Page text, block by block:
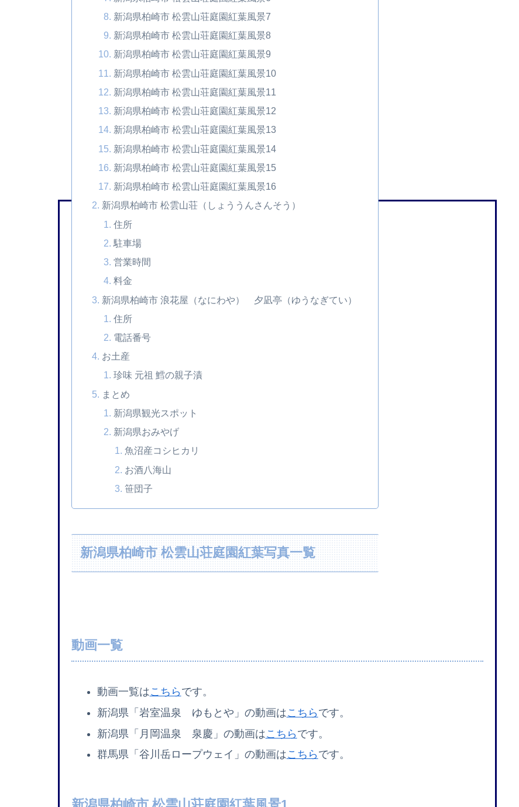
新潟県柏崎市 松雲山荘庭園紅葉風景7
新潟県柏崎市 松雲山荘庭園紅葉風景8
新潟県柏崎市 松雲山荘庭園紅葉風景9
新潟県柏崎市 松雲山荘庭園紅葉風景10
新潟県柏崎市 松雲山荘庭園紅葉風景11
新潟県柏崎市 松雲山荘庭園紅葉風景12
新潟県柏崎市 松雲山荘庭園紅葉風景13
新潟県柏崎市 松雲山荘庭園紅葉風景14
新潟県柏崎市 松雲山荘庭園紅葉風景15
新潟県柏崎市 松雲山荘庭園紅葉風景16
新潟県柏崎市 松雲山荘（しょううんさんそう）
住所
駐車場
営業時間
料金
新潟県柏崎市 浪花屋（なにわや） 夕凪亭（ゆうなぎてい）
住所
電話番号
お土産
珍味 元祖 鱈の親子漬
まとめ
新潟県観光スポット
新潟県おみやげ
魚沼産コシヒカリ
お酒八海山
笹団子
新潟県柏崎市 松雲山荘庭園紅葉写真一覧
動画一覧
動画一覧はこちら です。
新潟県「岩室温泉 ゆもとや」の動画はこちら です。
新潟県「月岡温泉 泉慶」の動画はこちら です。
群馬県「谷川岳ロープウェイ」の動画はこちら です。